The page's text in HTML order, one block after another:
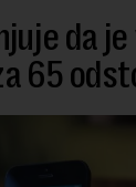
da
65